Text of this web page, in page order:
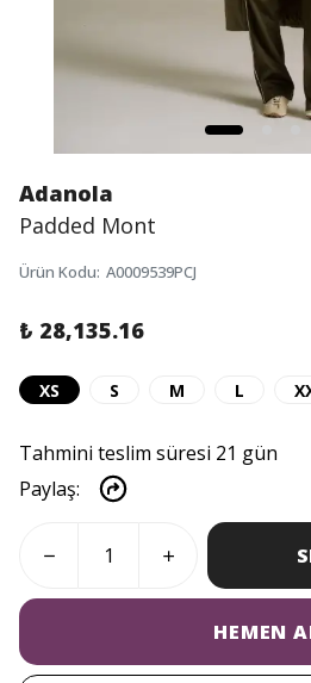
Adanola
Padded Mont
Ürün Kodu: A0009539PCJ
₺ 28,135.16
XS S M L
Tahmini teslim süresi 21 gün
Paylaş:
HEMEN